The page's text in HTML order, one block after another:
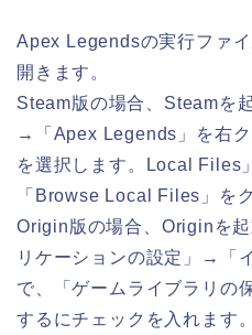
Apex Legendsの実行ファ
開きます。
Steam版の場合、Steamを
→「Apex Legends」を右ク
を選択します。Local Files
「Browse Local Files」を
Origin版の場合、Originを
リケーションの設定」→「
で、「ゲームライブラリの
するにチェックを入れます